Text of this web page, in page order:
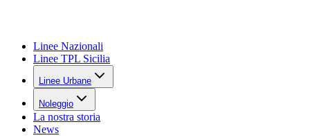
Linee Nazionali
Linee TPL Sicilia
Linee Urbane
Noleggio
La nostra storia
News